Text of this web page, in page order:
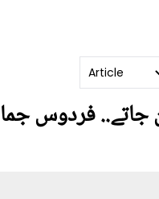
جاتے.. فردوس